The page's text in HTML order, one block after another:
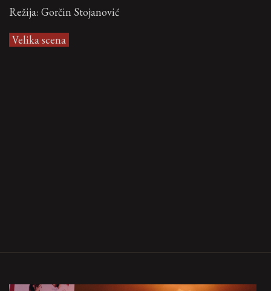
Režija: Gorčin Stojanović
Velika scena